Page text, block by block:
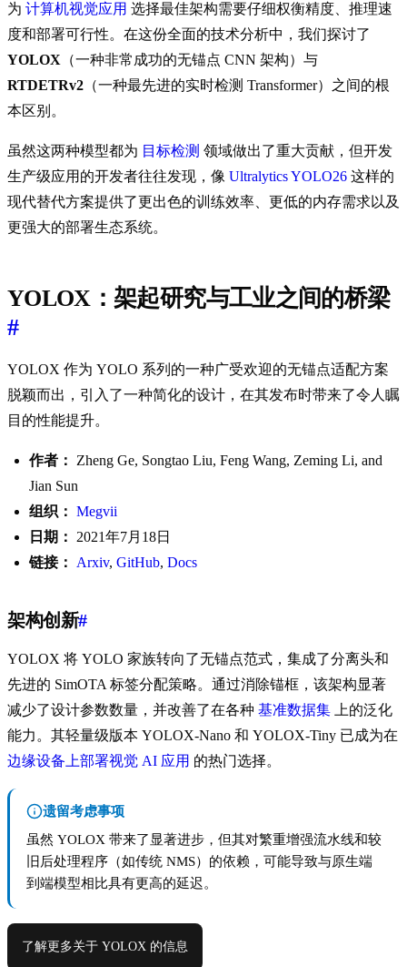
为 计算机视觉应用 选择最佳架构需要仔细权衡精度、推理速
度和部署可行性。在这份全面的技术分析中，我们探讨了
YOLOX （一种非常成功的无锚点 CNN 架构）与
RTDETRv2 （一种最先进的实时检测 Transformer）之间的根
本区别。
虽然这两种模型都为 目标检测 领域做出了重大贡献，但开发
生产级应用的开发者往往发现，像 Ultralytics YOLO26 这样的
现代替代方案提供了更出色的训练效率、更低的内存需求以及
更强大的部署生态系统。
YOLOX：架起研究与工业之间的桥梁
#
YOLOX 作为 YOLO 系列的一种广受欢迎的无锚点适配方案
脱颖而出，引入了一种简化的设计，在其发布时带来了令人瞩
目的性能提升。
作者：
Zheng Ge, Songtao Liu, Feng Wang, Zeming Li, and
Jian Sun
组织： Megvii
日期：
2021年7月18日
链接：
Arxiv, GitHub, Docs
架构创新#
YOLOX 将 YOLO 家族转向了无锚点范式，集成了分离头和
先进的 SimOTA 标签分配策略。通过消除锚框，该架构显著
减少了设计参数数量，并改善了在各种 基准数据集 上的泛化
能力。其轻量级版本 YOLOX-Nano 和 YOLOX-Tiny 已成为在
边缘设备上部署视觉 AI 应用 的热门选择。
遗留考虑事项
虽然 YOLOX 带来了显著进步，但其对繁重增强流水线和较
旧后处理程序（如传统 NMS）的依赖，可能导致与原生端
到端模型相比具有更高的延迟。
了解更多关于 YOLOX 的信息